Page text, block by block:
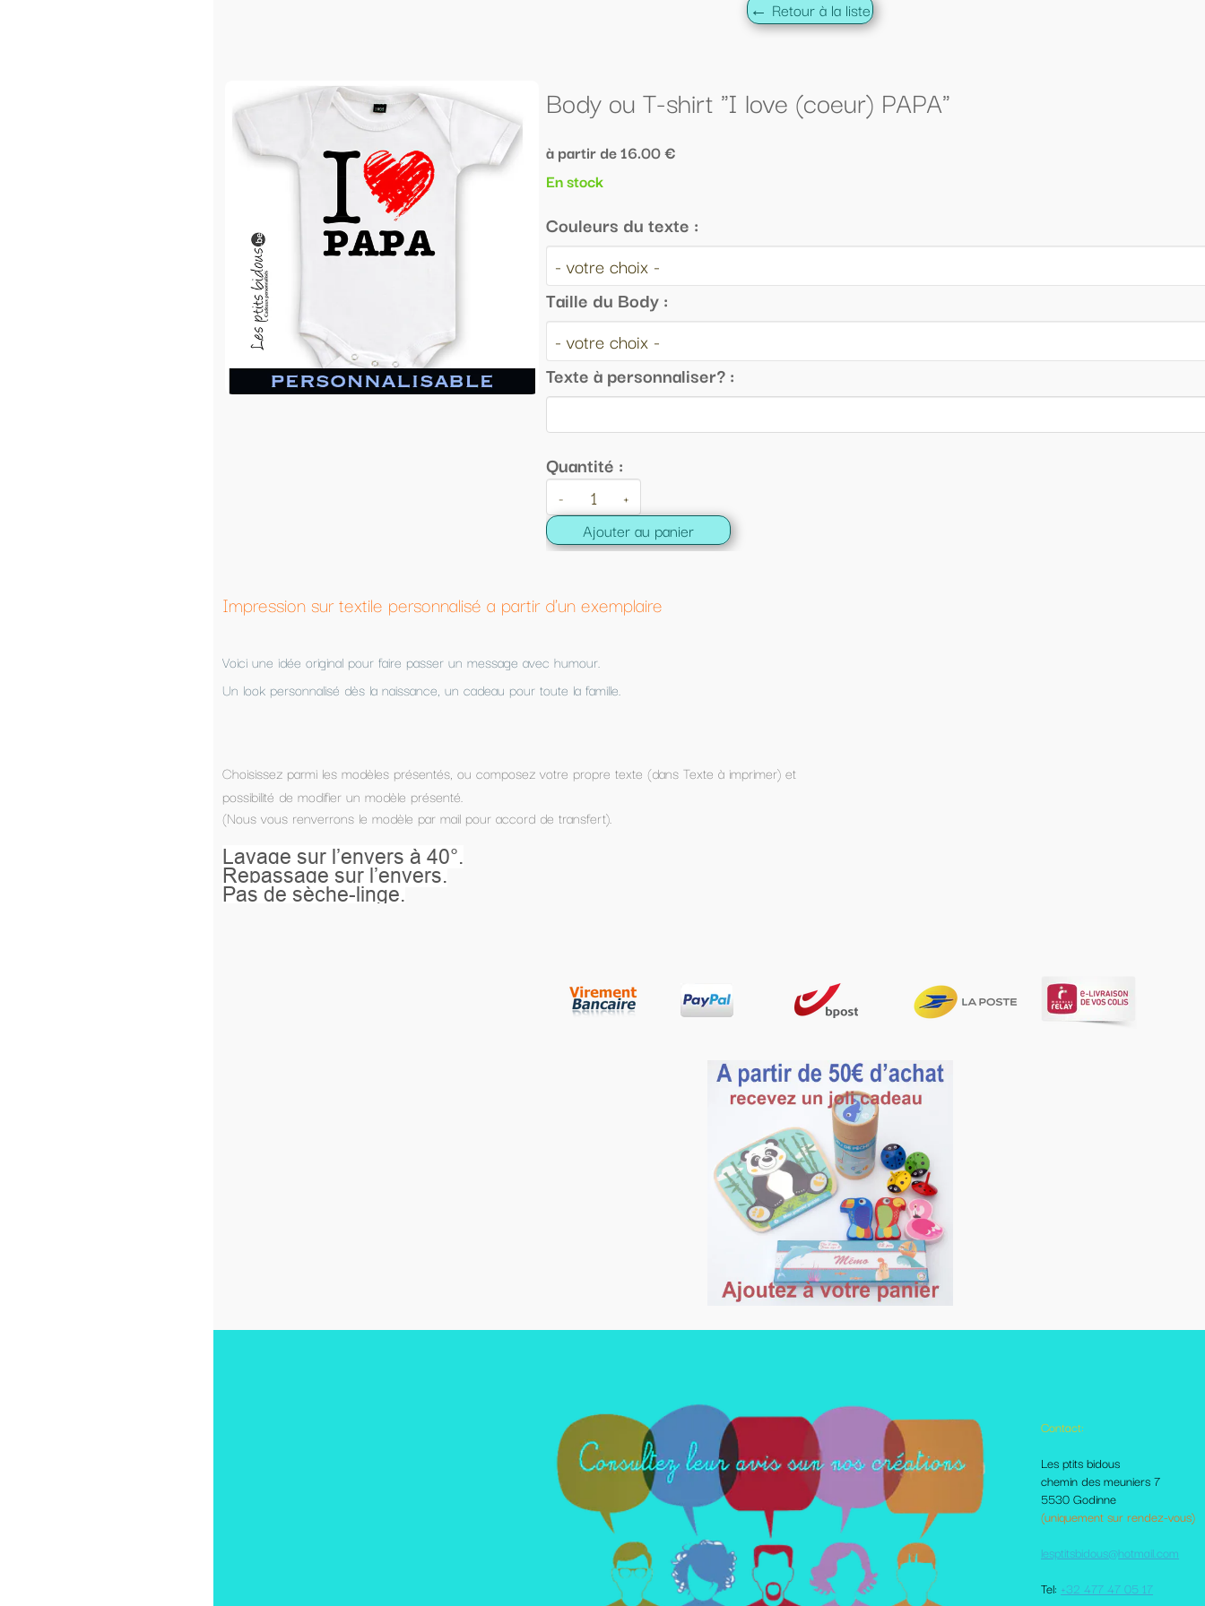
Les ptits bidous
chemin des meuniers 7
5530 Godinne
(uniquement sur rendez-vous)
lesptitsbidous@hotmail.com
Tel:
+32 477 47 05 17
Autres pages disponibles
Foire aux questions
Le Blog
Les livraisons et paiement
Mes amis sur le net
Me contacter
votre comte client
Body ou T-shirt "I love (coeur) PAPA"
à partir de 16.00 €
En stock
Couleurs du texte :
Texte à personnaliser? :
Impression sur textile personnalisé a partir d'un exemplaire
Voici une idée original pour faire passer un message avec humour.
Un look personnalisé dès la naissance, un cadeau pour toute la famille.
Choisissez parmi les modèles présentés, ou composez votre propre texte (dans Texte à imprimer) et
possibilité de modifier un modèle présenté.
(Nous vous renverrons le modèle par mail pour accord de transfert).
Lavage sur l’envers à 40°.
Repassage sur l’envers.